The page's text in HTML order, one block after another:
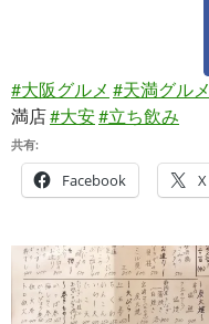
#大阪グルメ #天満グルメ
満店#大安#立ち飲み
共有:
Facebook X